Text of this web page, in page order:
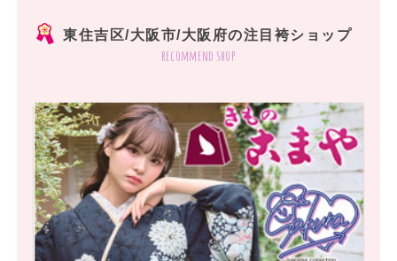
東住吉区/大阪市/大阪府の注目袴ショップ
recommend shop